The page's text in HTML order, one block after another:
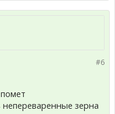
#6
зерна